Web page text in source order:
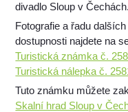
divadlo Sloup v Čechách.
Fotografie a řadu
dostupnosti najdete na
Turistická známka č.
Turistická nálepka č.
Tuto známku můžete
Skalní hrad Sloup v